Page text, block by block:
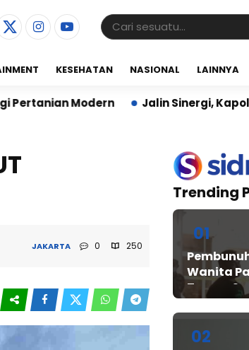
KESEHATAN NASIONAL LAINNYA
Jalin Sinergi, Kapolres Sidrap
JAKARTA 0 250
Trending
01
Wanita
Tewas,
02